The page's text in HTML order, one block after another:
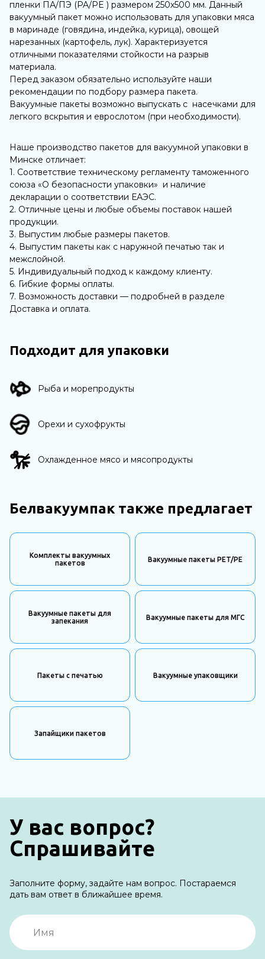
пленки ПА/ПЭ (PA/PE ) размером 250х500 мм. Данный
вакуумный пакет можно использовать для упаковки мяса
в маринаде (говядина, индейка, курица), овощей
нарезанных (картофель, лук). Характеризуется
отличными показателями стойкости на разрыв
материала.
Перед заказом обязательно используйте наши
рекомендации по подбору размера пакета.
Вакуумные пакеты возможно выпускать с насечками для
легкого вскрытия и еврослотом (при необходимости).
Наше производство пакетов для вакуумной упаковки в
Минске отличает:
1. Соответствие техническому регламенту таможенного
союза «О безопасности упаковки» и наличие
декларации о соответствии ЕАЭС.
2. Отличные цены и любые объемы поставок нашей
продукции.
3. Выпустим любые размеры пакетов.
4. Выпустим пакеты как с наружной печатью так и
межслойной.
5. Индивидуальный подход к каждому клиенту.
6. Гибкие формы оплаты.
7. Возможность доставки — подробней в разделе
Доставка и оплата.
Подходит для упаковки
Рыба и морепродукты
Орехи и сухофрукты
Охлажденное мясо и мясопродукты
Белвакуумпак также предлагает
Комплекты вакуумных
пакетов
Вакуумные пакеты PET/PE
Вакуумные пакеты для
запекания
Вакуумные пакеты для МГС
Пакеты с печатью Вакуумные упаковщики
Запайщики пакетов
У вас вопрос?
Спрашивайте
Заполните форму, задайте нам вопрос. Постараемся
дать вам ответ в ближайшее время.